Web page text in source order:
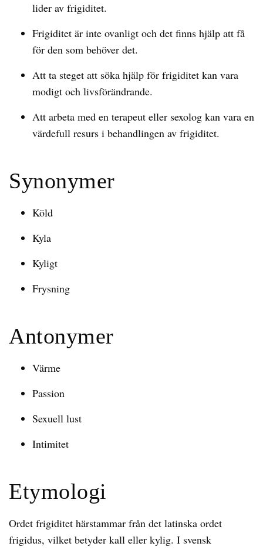
lider av frigiditet.
Frigiditet är inte ovanligt och det finns hjälp att få
för den som behöver det.
Att ta steget att söka hjälp för frigiditet kan vara
modigt och livsförändrande.
Att arbeta med en terapeut eller sexolog kan vara en
värdefull resurs i behandlingen av frigiditet.
Synonymer
Köld
Kyla
Kyligt
Frysning
Antonymer
Värme
Passion
Sexuell lust
Intimitet
Etymologi
Ordet frigiditet härstammar från det latinska ordet
frigidus, vilket betyder kall eller kylig. I svensk